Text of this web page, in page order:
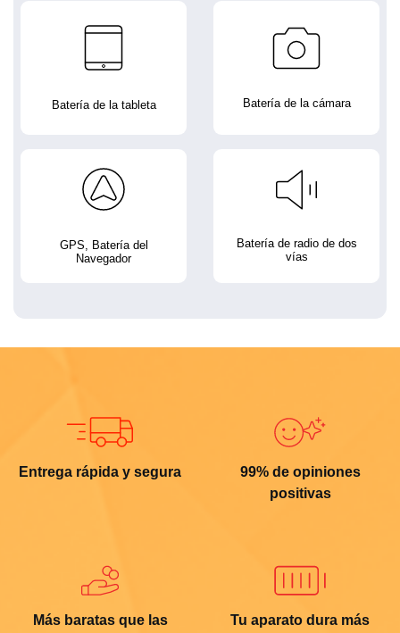
Batería de la tableta Batería de la cámara
GPS, Batería del
Navegador
Batería de radio de dos
vías
Entrega rápida y segura
99% de opiniones
positivas
Más baratas que las
Tu aparato dura más